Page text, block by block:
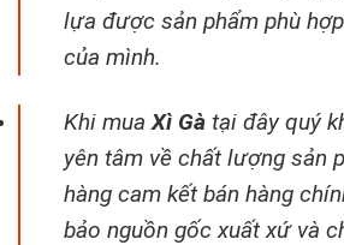
lựa được sản phẩm phù
của mình.
Khi muaXì Gà tại đây quý
yên tâm về chất lượng sản
hàng cam kết bán hàng
bảo nguồn gốc xuất xứ và